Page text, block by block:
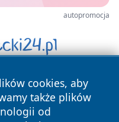
autopromocja
cookies, aby
także plików
od